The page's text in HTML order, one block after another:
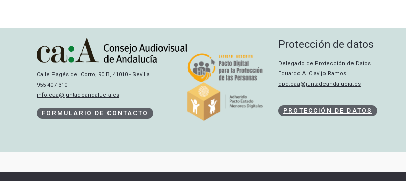
Calle Pagés del Corro, 90 B, 41010 - Sevilla
955 407 310
info.caa@juntadeandalucia.es
FORMULARIO DE CONTACTO
Protección de datos
Delegado de Protección de Datos
Eduardo A. Clavijo Ramos
dpd.caa@juntadeandalucia.es
PROTECCIÓN DE DATOS